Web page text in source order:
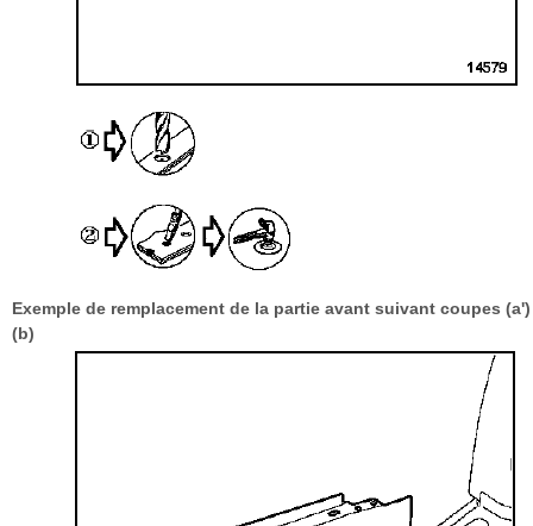
Exemple de remplacement de la partie avant suivant coupes
(b)